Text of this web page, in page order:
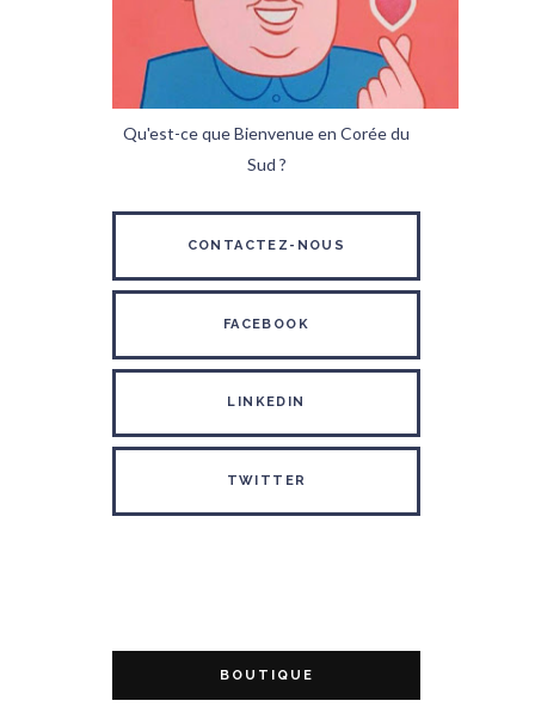
Qu'est-ce que Bienvenue en Corée du
Sud ?
CONTACTEZ-NOUS
FACEBOOK
LINKEDIN
TWITTER
BOUTIQUE